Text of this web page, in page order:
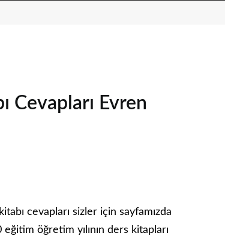
Cevapları Evren
cevapları sizler için sayfamızda
öğretim yılının ders kitapları